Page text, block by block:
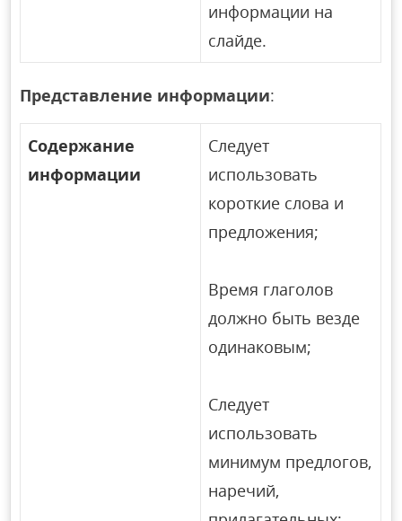
информации на
слайде.
Представление информации:
Содержание
информации
Следует
использовать
короткие слова и
предложения;
Время глаголов
должно быть везде
одинаковым;
Следует
использовать
минимум предлогов,
наречий,